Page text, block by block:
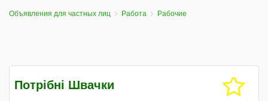
Объявления для частных лиц Работа Рабочие
Потрібні Швачки